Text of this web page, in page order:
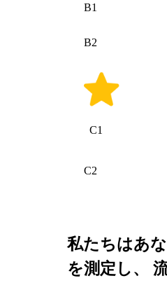
B1
B2
C1
C2
私たちはあ
を測定し、